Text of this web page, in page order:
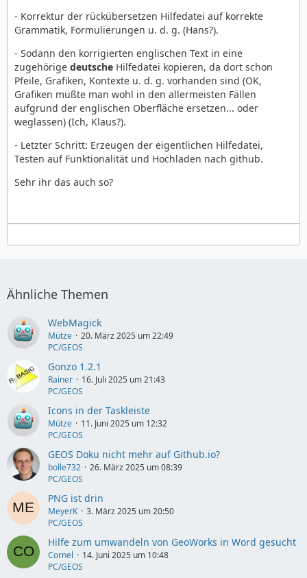
- Korrektur der rückübersetzen Hilfedatei auf korrekte
Grammatik, Formulierungen u. d. g. (Hans?).
- Sodann den korrigierten englischen Text in eine
zugehörige deutsche Hilfedatei kopieren, da dort schon
Pfeile, Grafiken, Kontexte u. d. g. vorhanden sind (OK,
Grafiken müßte man wohl in den allermeisten Fällen
aufgrund der englischen Oberfläche ersetzen... oder
weglassen) (Ich, Klaus?).
- Letzter Schritt: Erzeugen der eigentlichen Hilfedatei,
Testen auf Funktionalität und Hochladen nach github.
Sehr ihr das auch so?
Ähnliche Themen
WebMagick
Mütze
20. März 2025 um 22:49
PC/GEOS
Gonzo 1.2.1
Rainer
16. Juli 2025 um 21:43
PC/GEOS
Icons in der Taskleiste
Mütze
11. Juni 2025 um 12:32
PC/GEOS
GEOS Doku nicht mehr auf Github.io?
bolle732
26. März 2025 um 08:39
PC/GEOS
PNG ist drin
MeyerK
3. März 2025 um 20:50
PC/GEOS
Hilfe zum umwandeln von GeoWorks in Word gesucht
Cornel
14. Juni 2025 um 10:48
PC/GEOS